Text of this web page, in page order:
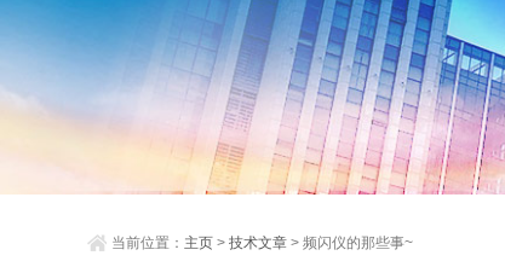
当前位置： 主页 >技术文章 > 频闪仪的那些事~